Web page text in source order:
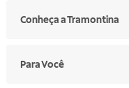
Conheça a Tramontina
Para Você